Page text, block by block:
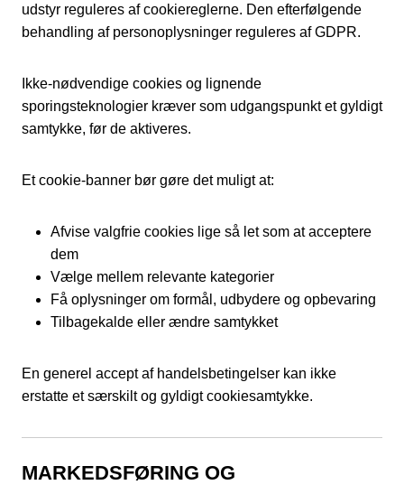
udstyr reguleres af cookiereglerne. Den efterfølgende
behandling af personoplysninger reguleres af GDPR.
Ikke-nødvendige cookies og lignende
sporingsteknologier kræver som udgangspunkt et gyldigt
samtykke, før de aktiveres.
Et cookie-banner bør gøre det muligt at:
Afvise valgfrie cookies lige så let som at acceptere
dem
Vælge mellem relevante kategorier
Få oplysninger om formål, udbydere og opbevaring
Tilbagekalde eller ændre samtykket
En generel accept af handelsbetingelser kan ikke
erstatte et særskilt og gyldigt cookiesamtykke.
MARKEDSFØRING OG